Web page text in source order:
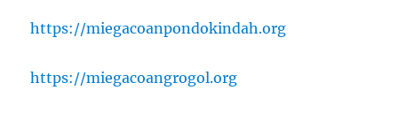
https://miegacoanpondokindah.org
https://miegacoangrogol.org